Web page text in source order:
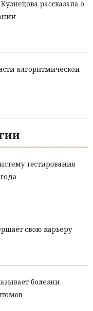
рассказала о
алгоритмической
тестирования
свою карьеру
болезни